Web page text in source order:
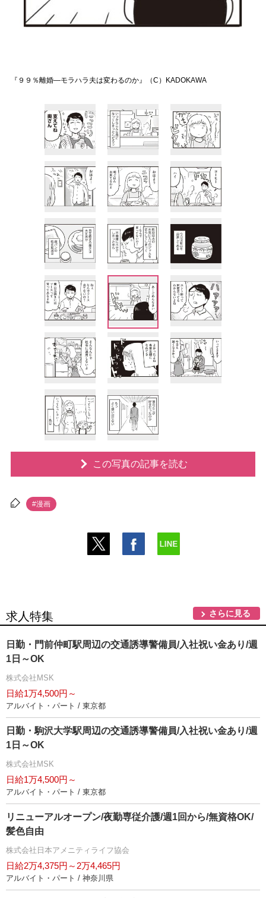
『９９％離婚―モラハラ夫は変わるのか』（C）KADOKAWA
この写真の記事を読む
#漫画
求人特集 さらに見る
日勤・門前仲町駅周辺の交通誘導警備員/入社祝い金あり/週
1日～OK
株式会社MSK
日給1万4,500円～
アルバイト・パート / 東京都
日勤・駒沢大学駅周辺の交通誘導警備員/入社祝い金あり/週
1日～OK
株式会社MSK
日給1万4,500円～
アルバイト・パート / 東京都
リニューアルオープン/夜勤専従介護/週1回から/無資格OK/
髪色自由
株式会社日本アメニティライフ協会
日給2万4,375円～2万4,465円
アルバイト・パート / 神奈川県